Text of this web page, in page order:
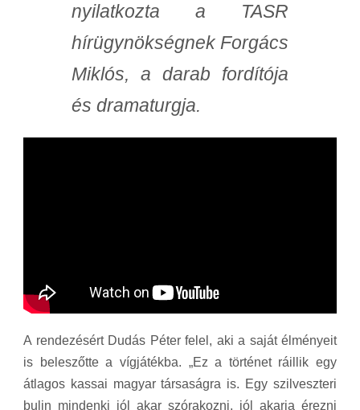
nyilatkozta a TASR
hírügynökségnek Forgács
Miklós, a darab fordítója
és dramaturgja.
A rendezésért Dudás Péter felel, aki a saját élményeit
is beleszőtte a vígjátékba. „Ez a történet ráillik egy
átlagos kassai magyar társaságra is. Egy szilveszteri
bulin mindenki jól akar szórakozni, jól akarja érezni